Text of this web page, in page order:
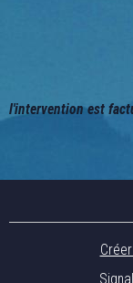
l'intervention est